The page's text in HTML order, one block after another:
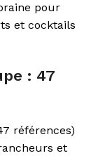
pour
et cocktails
: 47
références)
et